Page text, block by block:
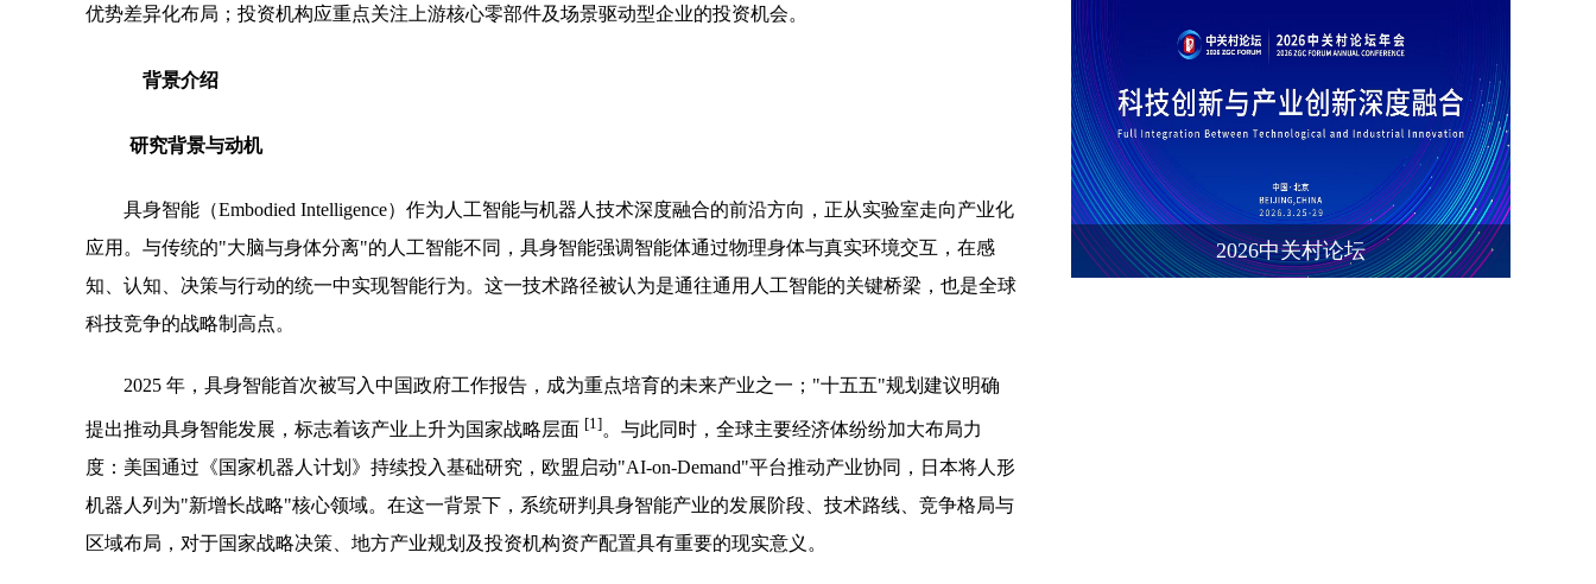
优势差异化布局；投资机构应重点关注上游核心零部件及场景驱动型企业的投资机会。
背景介绍
研究背景与动机
具身智能（Embodied Intelligence）作为人工智能与机器人技术深度融合的前沿方向，正从实验室走向产业化
应用。与传统的"大脑与身体分离"的人工智能不同，具身智能强调智能体通过物理身体与真实环境交互，在感
知、认知、决策与行动的统一中实现智能行为。这一技术路径被认为是通往通用人工智能的关键桥梁，也是全球
科技竞争的战略制高点。
2025 年，具身智能首次被写入中国政府工作报告，成为重点培育的未来产业之一；"十五五"规划建议明确
提出推动具身智能发展，标志着该产业上升为国家战略层面 [1]。与此同时，全球主要经济体纷纷加大布局力
度：美国通过《国家机器人计划》持续投入基础研究，欧盟启动"AI-on-Demand"平台推动产业协同，日本将人形
机器人列为"新增长战略"核心领域。在这一背景下，系统研判具身智能产业的发展阶段、技术路线、竞争格局与
区域布局，对于国家战略决策、地方产业规划及投资机构资产配置具有重要的现实意义。
2026中关村论坛